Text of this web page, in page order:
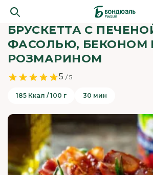
БРУСКЕТТА С
ФАСОЛЬЮ, БЕКОНОМ
РОЗМАРИНОМ
5 / 5
185 Ккал / 100 г 30 мин